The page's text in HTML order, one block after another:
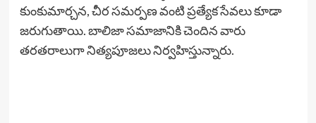
కుంకుమార్చన, చీర సమర్పణ వంటి ప్రత్యేక సేవలు కూడా
జరుగుతాయి. బాలిజా సమాజానికి చెందిన వారు
తరతరాలుగా నిత్యపూజలు నిర్వహిస్తున్నారు.